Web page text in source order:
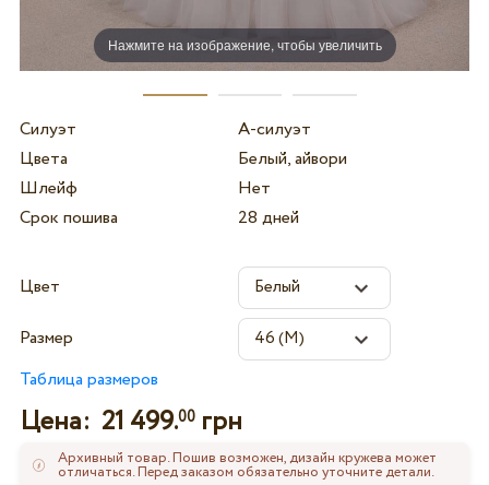
Нажмите на изображение, чтобы увеличить
Силуэт
А-силуэт
Цвета
Белый, айвори
Шлейф
Нет
Срок пошива
28 дней
Цвет
Размер
Таблица размеров
Цена: 21 499.00грн
Архивный товар. Пошив возможен, дизайн кружева может
отличаться. Перед заказом обязательно уточните детали.